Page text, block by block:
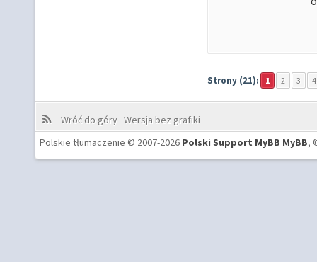
Strony (21): 1 2 3 4
Wróć do góry Wersja bez grafiki
Polskie tłumaczenie © 2007-2026 Polski Support MyBB MyBB,